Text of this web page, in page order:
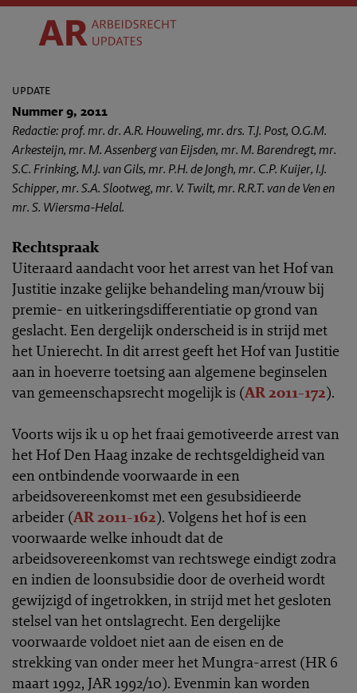
update
Nummer 9, 2011
Redactie: prof. mr. dr. A.R. Houweling, mr. drs. T.J. Post, O.G.M.
Arkesteijn, mr. M. Assenberg van Eijsden, mr. M. Barendregt, mr.
S.C. Frinking, M.J. van Gils, mr. P.H. de Jongh, mr. C.P. Kuijer, I.J.
Schipper, mr. S.A. Slootweg, mr. V. Twilt, mr. R.R.T. van de Ven en
mr. S. Wiersma-Helal.
Rechtspraak
Uiteraard aandacht voor het arrest van het Hof van
Justitie inzake gelijke behandeling man/vrouw bij
premie- en uitkeringsdifferentiatie op grond van
geslacht. Een dergelijk onderscheid is in strijd met
het Unierecht. In dit arrest geeft het Hof van Justitie
aan in hoeverre toetsing aan algemene beginselen
van gemeenschapsrecht mogelijk is (AR 2011-172).
Voorts wijs ik u op het fraai gemotiveerde arrest van
het Hof Den Haag inzake de rechtsgeldigheid van
een ontbindende voorwaarde in een
arbeidsovereenkomst met een gesubsidieerde
arbeider (AR 2011-162). Volgens het hof is een
voorwaarde welke inhoudt dat de
arbeidsovereenkomst van rechtswege eindigt zodra
en indien de loonsubsidie door de overheid wordt
gewijzigd of ingetrokken, in strijd met het gesloten
stelsel van het ontslagrecht. Een dergelijke
voorwaarde voldoet niet aan de eisen en de
strekking van onder meer het Mungra-arrest (HR 6
maart 1992, JAR 1992/10). Evenmin kan worden